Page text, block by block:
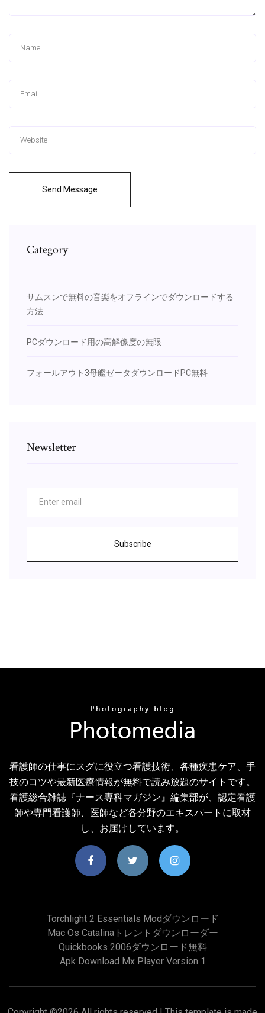
Send Message
Category
サムスンで無料の音楽をオフラインでダウンロードする
方法
PCダウンロード用の高解像度の無限
フォールアウト3母艦ゼータダウンロードPC無料
Newsletter
Subscribe
看護師の仕事にスグに役立つ看護技術、各種疾患ケア、手
技のコツや最新医療情報が無料で読み放題のサイトです。
看護総合雑誌『ナース専科マガジン』編集部が、認定看護
師や専門看護師、医師など各分野のエキスパートに取材
し、お届けしています。
Torchlight 2 Essentials Modダウンロード
Mac Os Catalinaトレントダウンローダー
Quickbooks 2006ダウンロード無料
Apk Download Mx Player Version 1